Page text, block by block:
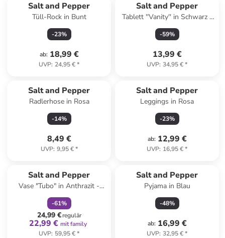
Salt and Pepper
Tüll-Rock in Bunt
-23%
ab: 18,99 €
UVP: 24,95 €*
Salt and Pepper
Tablett ''Vanity'' in Schwarz -
(B)28 x (H)3 x (T)16 cm
-59%
13,99 €
UVP: 34,95 €*
Salt and Pepper
Radlerhose in Rosa
-14%
8,49 €
UVP: 9,95 €*
Salt and Pepper
Leggings in Rosa
-23%
ab: 12,99 €
UVP: 16,95 €*
Salt and Pepper
Vase "Tubo" in Anthrazit -
(H)38,5 x Ø 21 cm
-61%
24,99 €regulär
22,99 € mit family
UVP: 59,95 €*
Salt and Pepper
Pyjama in Blau
-48%
ab: 16,99 €
UVP: 32,95 €*